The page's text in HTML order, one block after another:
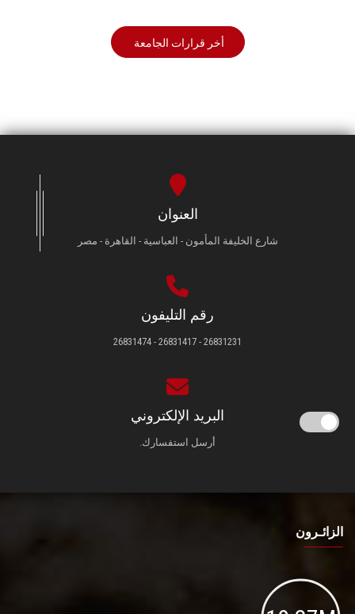
أخر قرارات الجامعة
العنوان
شارع الخليفة المأمون - العباسية - القاهرة - مصر
رقم التليفون
26831231 - 26831417 - 26831474
البريد الإلكتروني
أرسل استفسارك.
الزائـرون